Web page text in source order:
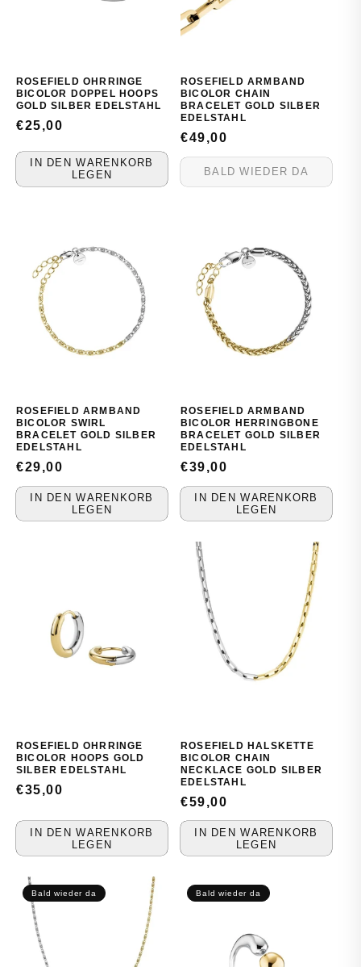
ROSEFIELD OHRRINGE
BICOLOR DOPPEL HOOPS
GOLD SILBER EDELSTAHL
NORMALER
€25,00
IN DEN WARENKORB
LEGEN
ROSEFIELD ARMBAND
BICOLOR CHAIN
BRACELET GOLD SILBER
EDELSTAHL
NORMALER
PREIS
€49,00
BALD WIEDER DA
ROSEFIELD ARMBAND
BICOLOR SWIRL
BRACELET GOLD SILBER
EDELSTAHL
NORMALER
PREIS
€29,00
IN DEN WARENKORB
LEGEN
ROSEFIELD ARMBAND
BICOLOR HERRINGBONE
BRACELET GOLD SILBER
EDELSTAHL
NORMALER
PREIS
€39,00
IN DEN WARENKORB
LEGEN
ROSEFIELD OHRRINGE
BICOLOR HOOPS GOLD
SILBER EDELSTAHL
NORMALER
€35,00
IN DEN WARENKORB
LEGEN
ROSEFIELD HALSKETTE
BICOLOR CHAIN
NECKLACE GOLD SILBER
EDELSTAHL
NORMALER
PREIS
€59,00
IN DEN WARENKORB
LEGEN
Bald wieder da Bald wieder da